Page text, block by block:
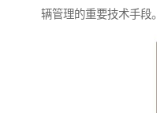
辆管理的重要技术手段。